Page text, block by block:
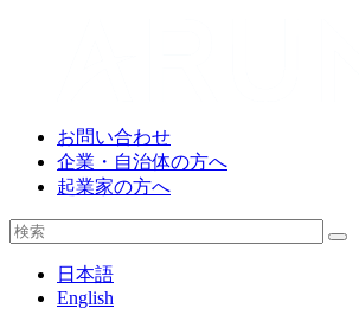
お問い合わせ
企業・自治体の方へ
起業家の方へ
日本語
English